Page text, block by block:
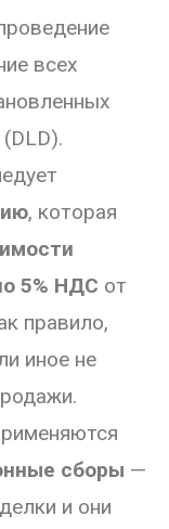
всех
, которая
5% НДС от
правило,
иное не
сборы —
и они